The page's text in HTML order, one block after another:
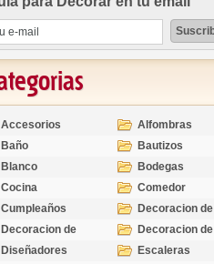
Accesorios
Alfombras
Baño
Bautizos
Blanco
Bodegas
Cocina
Comedor
Cumpleaños
Decoracion de
Exteriores
Decoracion de
Interiores
Decoracion de
Ocasiones
Diseñadores
Escaleras